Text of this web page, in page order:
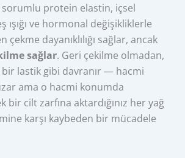
protein elastin, içsel
ışığı ve hormonal değişikliklerle
çekme dayanıklılığı sağlar, ancak
sağlar. Geri çekilme olmadan,
bir lastik gibi davranır — hacmi
ama o hacmi konumda
bir cilt zarfına aktardığınız her yağ
karşı kaybeden bir mücadele